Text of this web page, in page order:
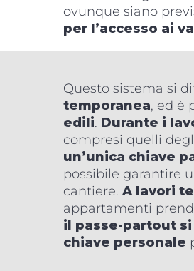
ovunque siano
per l’accesso ai
Questo sistema si
temporanea, ed è
edili. Durante i
compresi quelli
un’unica chiave
possibile garantire
cantiere. A lavori
appartamenti
il passe-partout
chiave personale